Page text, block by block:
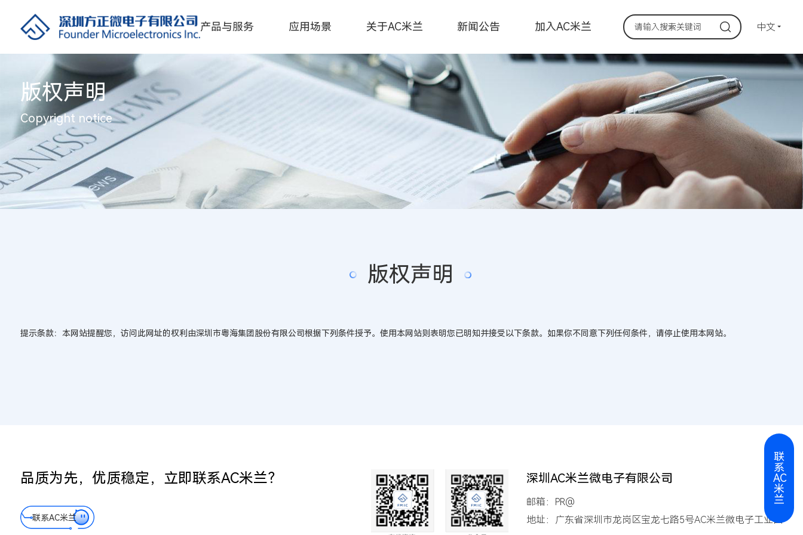
产品与服务 应用场景 关于AC米兰 新闻公告 加入AC米兰 中文
版权声明
Copyright notice
版权声明
提示条款：本网站提醒您，访问此网址的权利由深圳市粤海集团股份有限公司根据下列条件授予。使用本网站则表明您已明知并接受以下条款。如果你不同意下列任何条件，请停止使用本网站。
品质为先，优质稳定，立即联系AC米兰？
联系AC米兰
深圳AC米兰微电子有限公司
邮箱：PR@
地址：广东省深圳市龙岗区宝龙七路5号AC米兰微电子工业园
联
系
AC
米
兰